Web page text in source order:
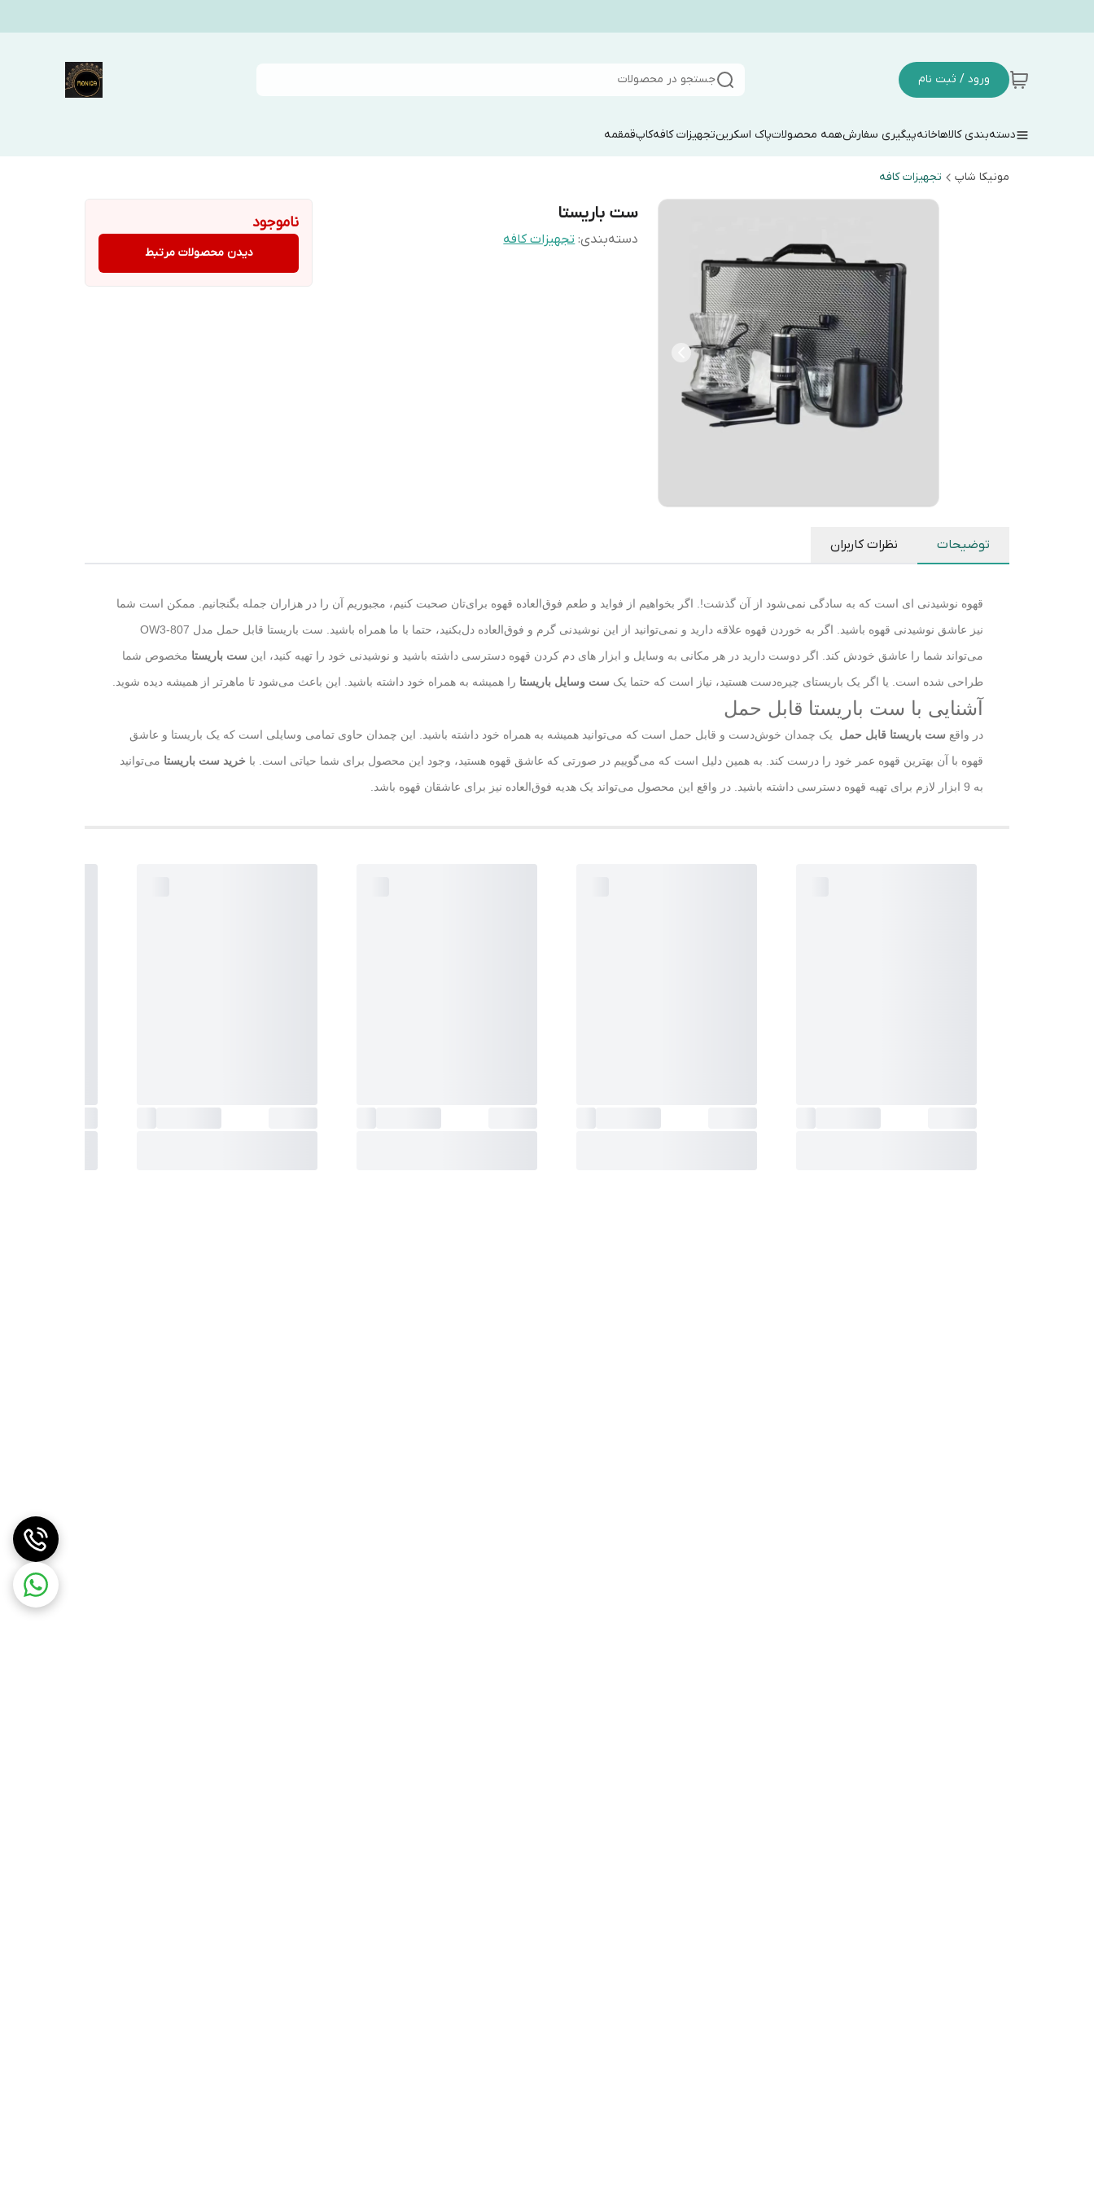
ورود / ثبت نام جستجو در محصولات
دسته‌بندی کالاهاخانهپیگیری سفارشهمه محصولاتپاک اسکرینتجهیزات کافهکاپقمقمه
مونیکا شاپ تجهیزات کافه
ست باریستا
دسته‌بندی:تجهیزات کافه
ناموجود
دیدن محصولات مرتبط
توضیحات نظرات کاربران
قهوه نوشیدنی ای است که به سادگی نمی‌شود از آن گذشت!. اگر بخواهیم از فواید و طعم فوق‌العاده قهوه برای‌تان صحبت کنیم، مجبوریم آن را در هزاران جمله بگنجانیم. ممکن است شما
نیز عاشق نوشیدنی قهوه باشید. اگر به خوردن قهوه علاقه دارید و نمی‌توانید از این نوشیدنی گرم و فوق‌العاده دل‌بکنید، حتما با ما همراه باشید. ست باریستا قابل حمل مدل OW3-807
می‌تواند شما را عاشق خودش کند. اگر دوست دارید در هر مکانی به وسایل و ابزار های دم کردن قهوه دسترسی داشته باشید و نوشیدنی خود را تهیه کنید، این ست باریستا مخصوص شما
طراحی شده است. یا اگر یک باریستای چیره‌دست هستید، نیاز است که حتما یک ست وسایل باریستا را همیشه به همراه خود داشته باشید. این باعث می‌شود تا ماهرتر از همیشه دیده شوید.
آشنایی با ست باریستا قابل حمل
در واقع ست باریستا قابل حمل
یک چمدان خوش‌دست و قابل حمل است که می‌توانید همیشه به همراه خود داشته باشید. این چمدان حاوی تمامی وسایلی است که یک باریستا و عاشق
قهوه با آن بهترین قهوه عمر خود را درست کند. به همین دلیل است که می‌گوییم در صورتی که عاشق قهوه هستید، وجود این محصول برای شما حیاتی است. با خرید ست باریستا می‌توانید
به 9 ابزار لازم برای تهیه قهوه دسترسی داشته باشید. در واقع این محصول می‌تواند یک هدیه فوق‌العاده نیز برای عاشقان قهوه باشد.